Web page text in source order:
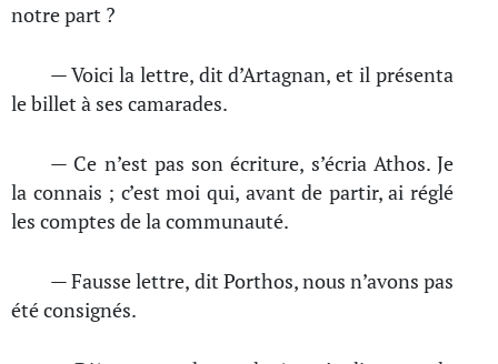
notre part ?
— Voici la lettre, dit d’Artagnan, et il présenta
le billet à ses camarades.
— Ce n’est pas son écriture, s’écria Athos. Je
la connais ; c’est moi qui, avant de partir, ai réglé
les comptes de la communauté.
— Fausse lettre, dit Porthos, nous n’avons pas
été consignés.